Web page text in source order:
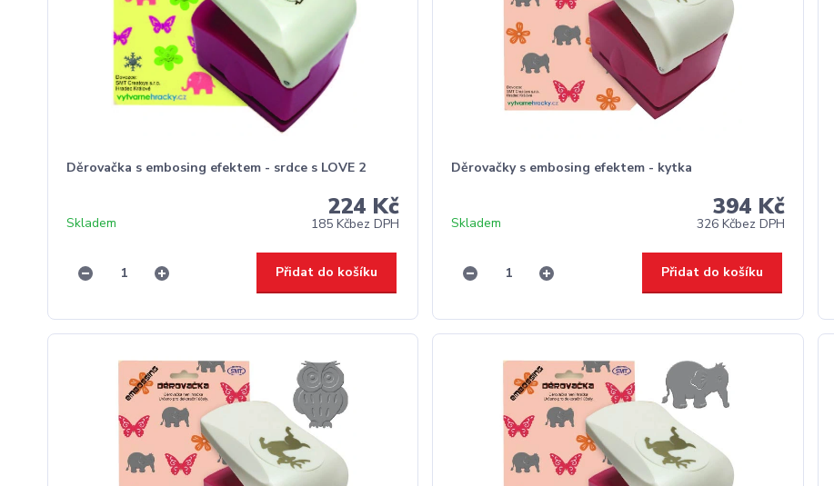
Děrovačka s embosing efektem - srdce s LOVE 2
224 Kč
185 Kčbez DPH
Skladem
Přidat do košíku
Děrovačky s embosing efektem - kytka
394 Kč
326 Kčbez DPH
Skladem
Přidat do košíku